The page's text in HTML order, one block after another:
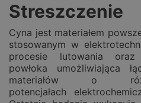
Streszczenie
Cyna jest materiałem
stosowanym w
procesie lutowania
powłoka umożliwiająca
materiałów o
potencjałach